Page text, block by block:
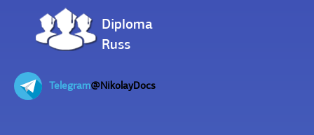
Diploma
Russ
Telegram@NikolayDocs